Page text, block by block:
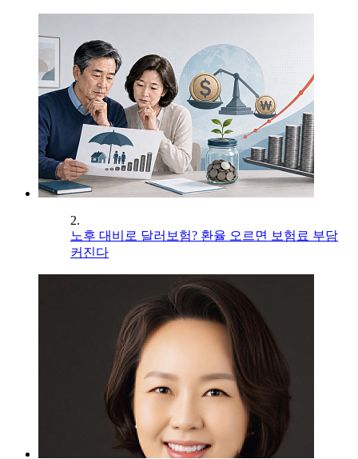
2.
노후 대비로 달러보험? 환율 오르면 보험료 부담
커진다